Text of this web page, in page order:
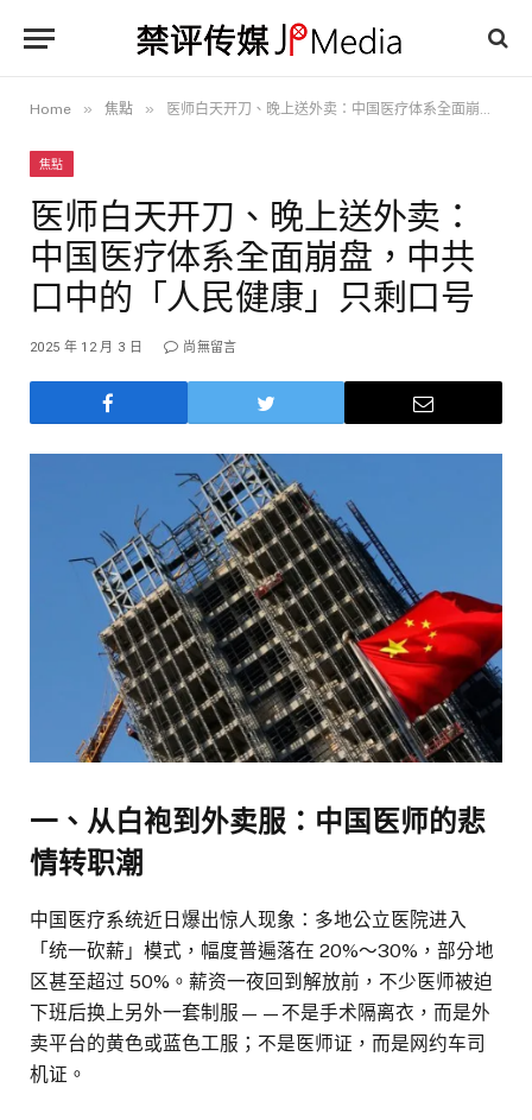
Home » 焦點 » 医师白天开刀、晚上送外卖：中国医疗体系全面崩盘，中共口中的「人民健康」只剩口号
焦點
医师白天开刀、晚上送外卖：
中国医疗体系全面崩盘，中共
口中的「人民健康」只剩口号
2025 年 12 月 3 日 尚無留言
一、从白袍到外卖服：中国医师的悲
情转职潮
中国医疗系统近日爆出惊人现象：多地公立医院进入
「统一砍薪」模式，幅度普遍落在 20%～30%，部分地
区甚至超过 50%。薪资一夜回到解放前，不少医师被迫
下班后换上另外一套制服——不是手术隔离衣，而是外
卖平台的黄色或蓝色工服；不是医师证，而是网约车司
机证。